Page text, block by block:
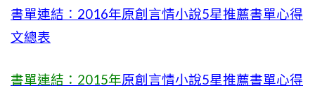
書單連結：2016年原創言情小說5星推薦書單心得
文總表
書單連結：2015年原創言情小說5星推薦書單心得